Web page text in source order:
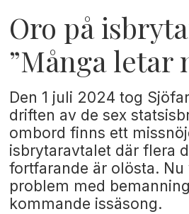
Oro på
”Många letar
Den 1 juli 2024 tog
driften av de sex
ombord finns ett
isbrytaravtalet där flera
fortfarande är olösta.
problem med
kommande issäsong.